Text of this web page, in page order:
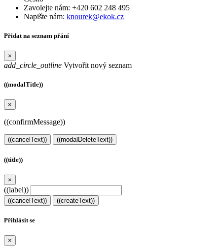
Zavolejte nám: +420 602 248 495
Napište nám: knourek@ekok.cz
Přidat na seznam přání
×
add_circle_outline Vytvořit nový seznam
((modalTitle))
×
((confirmMessage))
((cancelText)) ((modalDeleteText))
((title))
×
((label))
((cancelText)) ((createText))
Přihlásit se
×